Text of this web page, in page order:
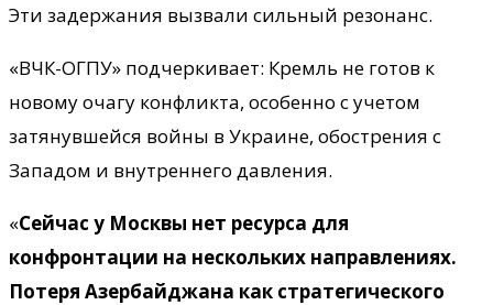
Эти задержания вызвали сильный резонанс.
«ВЧК-ОГПУ» подчеркивает: Кремль не готов к
новому очагу конфликта, особенно с учетом
затянувшейся войны в Украине, обострения с
Западом и внутреннего давления.
«Сейчас у Москвы нет ресурса для
конфронтации на нескольких направлениях.
Потеря Азербайджана как стратегического